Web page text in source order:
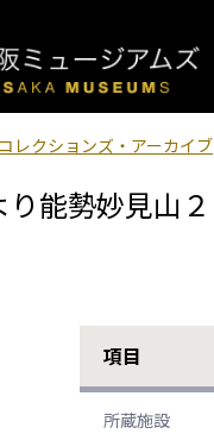
レクションズ・アーカイブ
能勢妙見山２
項目
所蔵施設